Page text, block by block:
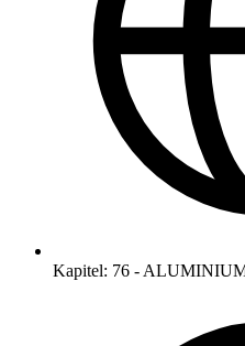
Kapitel: 76 -